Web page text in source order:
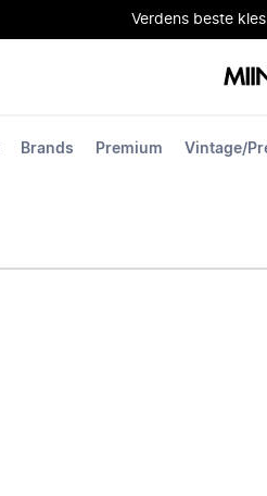
Verdens beste
Brands Premium Vintage/